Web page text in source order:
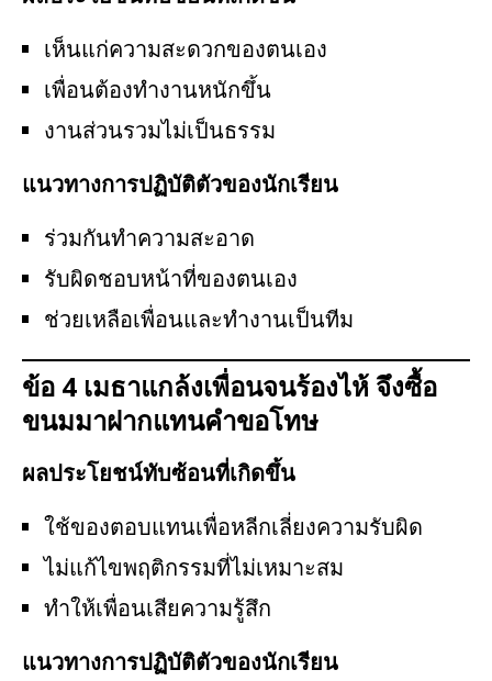
เห็นแก่ความสะดวกของตนเอง
เพื่อนต้องทำงานหนักขึ้น
งานส่วนรวมไม่เป็นธรรม
แนวทางการปฏิบัติตัวของนักเรียน
ร่วมกันทำความสะอาด
รับผิดชอบหน้าที่ของตนเอง
ช่วยเหลือเพื่อนและทำงานเป็นทีม
ข้อ 4 เมธาแกล้งเพื่อนจนร้องไห้ จึงซื้อ
ขนมมาฝากแทนคำขอโทษ
ผลประโยชน์ทับซ้อนที่เกิดขึ้น
ใช้ของตอบแทนเพื่อหลีกเลี่ยงความรับผิด
ไม่แก้ไขพฤติกรรมที่ไม่เหมาะสม
ทำให้เพื่อนเสียความรู้สึก
แนวทางการปฏิบัติตัวของนักเรียน